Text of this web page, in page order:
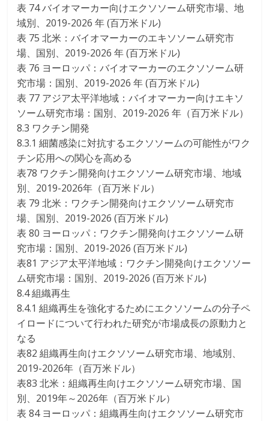
表 74 バイオマーカー向けエクソソーム研究市場、地
域別、2019-2026 年 (百万米ドル)
表 75 北米：バイオマーカーのエキソソーム研究市
場、国別、2019-2026 年 (百万米ドル)
表 76 ヨーロッパ：バイオマーカーのエクソソーム研
究市場：国別、2019-2026 年 (百万米ドル)
表 77 アジア太平洋地域：バイオマーカー向けエキソ
ソーム研究市場：国別、2019-2026 年（百万米ドル）
8.3 ワクチン開発
8.3.1 細菌感染に対抗するエクソソームの可能性がワク
チン応用への関心を高める
表78 ワクチン開発向けエクソソーム研究市場、地域
別、2019-2026年（百万米ドル）
表 79 北米：ワクチン開発向けエクソソーム研究市
場、国別、2019-2026 (百万米ドル)
表 80 ヨーロッパ：ワクチン開発向けエクソソーム研
究市場：国別、2019-2026 (百万米ドル)
表81 アジア太平洋地域：ワクチン開発向けエクソソー
ム研究市場：国別、2019-2026 (百万米ドル)
8.4 組織再生
8.4.1 組織再生を強化するためにエクソソームの分子ペ
イロードについて行われた研究が市場成長の原動力と
なる
表82 組織再生向けエクソソーム研究市場、地域別、
2019-2026年（百万米ドル）
表83 北米：組織再生向けエクソソーム研究市場、国
別、2019年～2026年（百万米ドル）
表 84 ヨーロッパ：組織再生向けエクソソーム研究市